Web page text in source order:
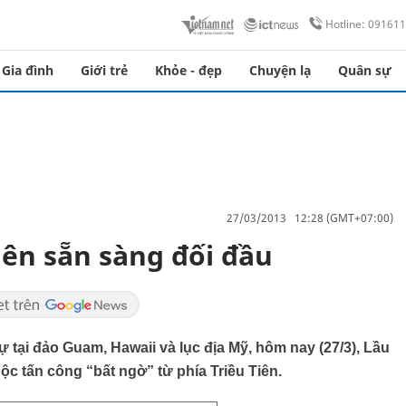
Hotline:
Gia đình Giới trẻ Khỏe - đẹp Chuyện lạ Quân sự
27/03/2013 12:28 (GMT+07:00)
sẵn sàng đối đầu
đảo Guam, Hawaii và lục địa Mỹ, hôm nay (27/3), Lầu
tấn công “bất ngờ” từ phía Triều Tiên.